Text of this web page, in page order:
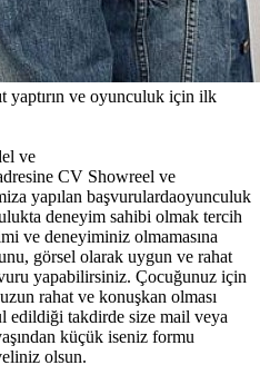
yaptırın ve oyunculuk için ilk
ve
CV Showreel ve
yapılan başvurulardaoyunculuk
deneyim sahibi olmak tercih
ve deneyiminiz olmamasına
görsel olarak uygun ve rahat
yapabilirsiniz. Çocuğunuz için
rahat ve konuşkan olması
edildiği takdirde size mail veya
küçük iseniz formu
olsun.